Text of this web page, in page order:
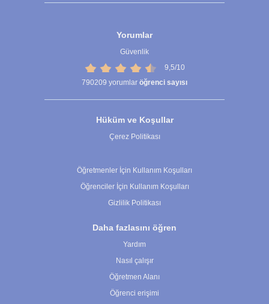
Yorumlar
Güvenlik
9,5/10
790209 yorumlar öğrenci sayısı
Hüküm ve Koşullar
Çerez Politikası
Öğretmenler İçin Kullanım Koşulları
Öğrenciler İçin Kullanım Koşulları
Gizlilik Politikası
Daha fazlasını öğren
Yardım
Nasıl çalışır
Öğretmen Alanı
Öğrenci erişimi